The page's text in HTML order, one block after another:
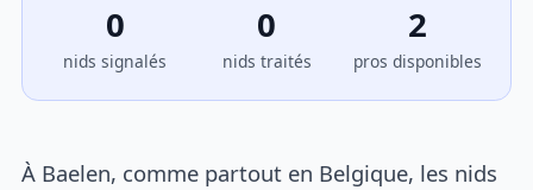
0
nids signalés
0
nids traités
2
pros disponibles
À Baelen, comme partout en Belgique, les nids